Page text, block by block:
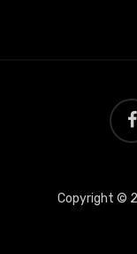
Copyright ©